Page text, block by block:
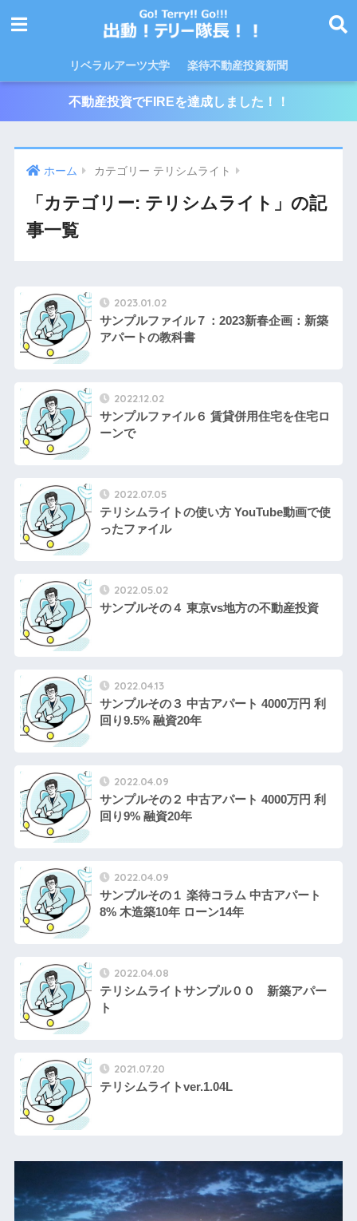
リベラルアーツ大学 楽待不動産投資新聞
不動産投資でFIREを達成しました！！
ホーム カテゴリー テリシムライト
「カテゴリー: テリシムライト 」の記
事一覧
2023.01.02
サンプルファイル７：2023新春企画：新築
アパートの教科書
2022.12.02
サンプルファイル６ 賃貸併用住宅を住宅ロ
ーンで
2022.07.05
テリシムライトの使い方 YouTube動画で使
ったファイル
2022.05.02
サンプルその４ 東京vs地方の不動産投資
2022.04.13
サンプルその３ 中古アパート 4000万円 利
回り9.5% 融資20年
2022.04.09
サンプルその２ 中古アパート 4000万円 利
回り9% 融資20年
2022.04.09
サンプルその１ 楽待コラム 中古アパート
8% 木造築10年 ローン14年
2022.04.08
テリシムライトサンプル００ 新築アパー
ト
2021.07.20
テリシムライトver.1.04L